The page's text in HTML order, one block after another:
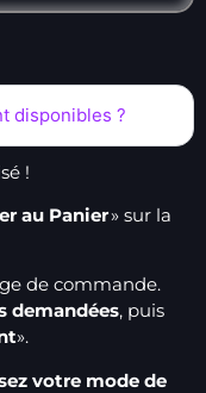
disponibles ?
!
au Panier» sur la
de commande.
demandées, puis
».
votre mode de